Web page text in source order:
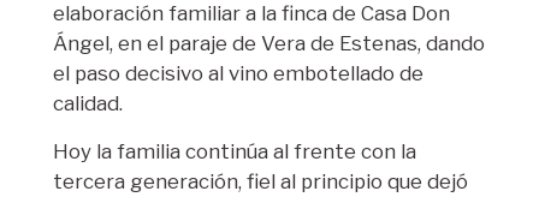
elaboración familiar a la finca de Casa Don
Ángel, en el paraje de Vera de Estenas, dando
el paso decisivo al vino embotellado de
calidad.
Hoy la familia continúa al frente con la
tercera generación, fiel al principio que dejó